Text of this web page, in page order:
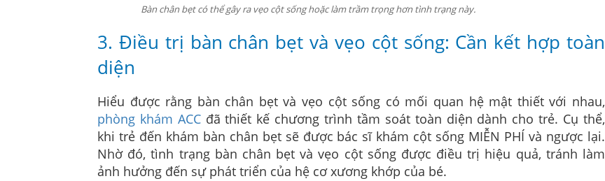
Bàn chân bẹt có thể gây ra vẹo cột sống hoặc làm trầm trọng hơn tình trạng này.
3. Điều trị bàn chân bẹt và vẹo cột sống: Cần kết hợp toàn
diện
Hiểu được rằng bàn chân bẹt và vẹo cột sống có mối quan hệ mật thiết với nhau,
phòng khám ACCđã thiết kế chương trình tầm soát toàn diện dành cho trẻ. Cụ thể,
khi trẻ đến khám bàn chân bẹt sẽ được bác sĩ khám cột sống MIỄN PHÍ và ngược lại.
Nhờ đó, tình trạng bàn chân bẹt và vẹo cột sống được điều trị hiệu quả, tránh làm
ảnh hưởng đến sự phát triển của hệ cơ xương khớp của bé.